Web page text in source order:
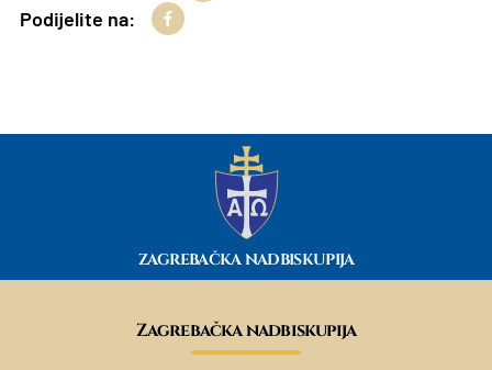
Podijelite na:
ZAGREBAČKA NADBISKUPIJA
Zagrebačka nadbiskupija